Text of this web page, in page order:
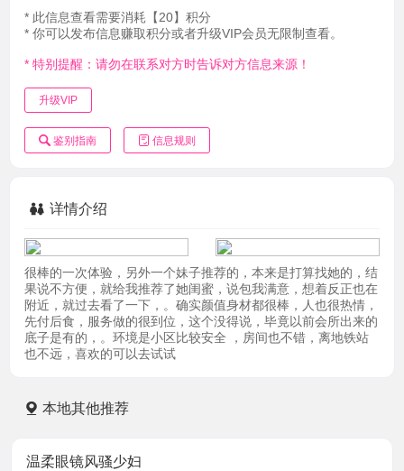
* 此信息查看需要消耗【20】积分
* 你可以发布信息赚取积分或者升级VIP会员无限制查看。
* 特别提醒：请勿在联系对方时告诉对方信息来源！
升级VIP
鉴别指南 信息规则
详情介绍
很棒的一次体验，另外一个妹子推荐的，本来是打算找她的，结
果说不方便，就给我推荐了她闺蜜，说包我满意，想着反正也在
附近，就过去看了一下，。确实颜值身材都很棒，人也很热情，
先付后食，服务做的很到位，这个没得说，毕竟以前会所出来的
底子是有的，。环境是小区比较安全 ，房间也不错，离地铁站
也不远，喜欢的可以去试试
本地其他推荐
温柔眼镜风骚少妇